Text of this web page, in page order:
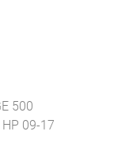
500
HP 09-17